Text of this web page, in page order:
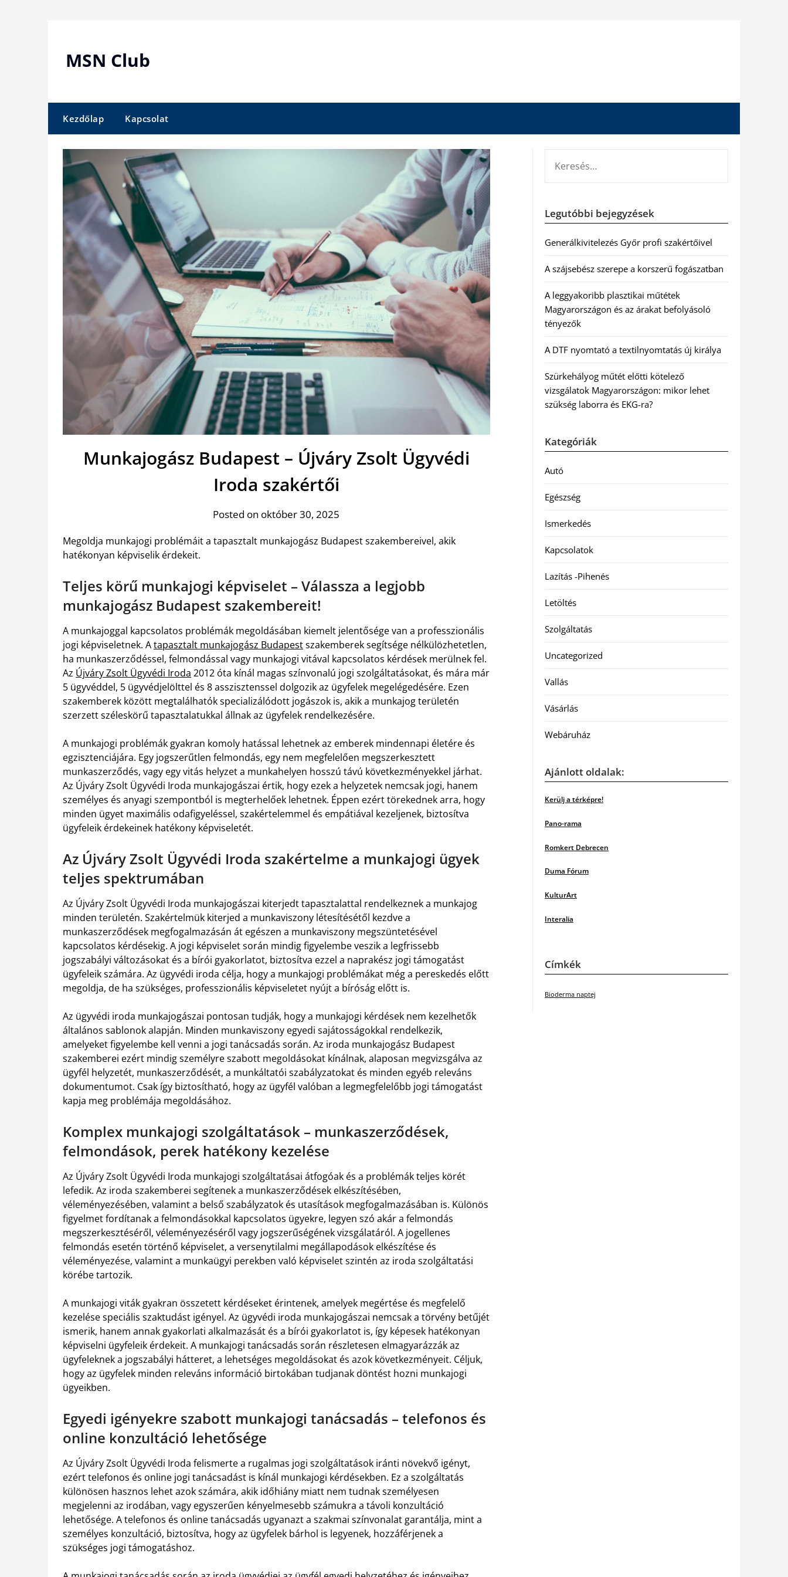
MSN Club
Kezdőlap Kapcsolat
Munkajogász Budapest – Újváry Zsolt Ügyvédi
Iroda szakértői
Posted on október 30, 2025
Megoldja munkajogi problémáit a tapasztalt munkajogász Budapest szakembereivel, akik
hatékonyan képviselik érdekeit.
Teljes körű munkajogi képviselet – Válassza a legjobb
munkajogász Budapest szakembereit!
A munkajoggal kapcsolatos problémák megoldásában kiemelt jelentősége van a professzionális
jogi képviseletnek. Atapasztalt munkajogász Budapestszakemberek segítsége nélkülözhetetlen,
ha munkaszerződéssel, felmondással vagy munkajogi vitával kapcsolatos kérdések merülnek fel.
Az Újváry Zsolt Ügyvédi Iroda 2012 óta kínál magas színvonalú jogi szolgáltatásokat, és mára már
5 ügyvéddel, 5 ügyvédjelölttel és 8 asszisztenssel dolgozik az ügyfelek megelégedésére. Ezen
szakemberek között megtalálhatók specializálódott jogászok is, akik a munkajog területén
szerzett széleskörű tapasztalatukkal állnak az ügyfelek rendelkezésére.
A munkajogi problémák gyakran komoly hatással lehetnek az emberek mindennapi életére és
egzisztenciájára. Egy jogszerűtlen felmondás, egy nem megfelelően megszerkesztett
munkaszerződés, vagy egy vitás helyzet a munkahelyen hosszú távú következményekkel járhat.
Az Újváry Zsolt Ügyvédi Iroda munkajogászai értik, hogy ezek a helyzetek nemcsak jogi, hanem
személyes és anyagi szempontból is megterhelőek lehetnek. Éppen ezért törekednek arra, hogy
minden ügyet maximális odafigyeléssel, szakértelemmel és empátiával kezeljenek, biztosítva
ügyfeleik érdekeinek hatékony képviseletét.
Az Újváry Zsolt Ügyvédi Iroda szakértelme a munkajogi ügyek
teljes spektrumában
Az Újváry Zsolt Ügyvédi Iroda munkajogászai kiterjedt tapasztalattal rendelkeznek a munkajog
minden területén. Szakértelmük kiterjed a munkaviszony létesítésétől kezdve a
munkaszerződések megfogalmazásán át egészen a munkaviszony megszüntetésével
kapcsolatos kérdésekig. A jogi képviselet során mindig figyelembe veszik a legfrissebb
jogszabályi változásokat és a bírói gyakorlatot, biztosítva ezzel a naprakész jogi támogatást
ügyfeleik számára. Az ügyvédi iroda célja, hogy a munkajogi problémákat még a pereskedés előtt
megoldja, de ha szükséges, professzionális képviseletet nyújt a bíróság előtt is.
Az ügyvédi iroda munkajogászai pontosan tudják, hogy a munkajogi kérdések nem kezelhetők
általános sablonok alapján. Minden munkaviszony egyedi sajátosságokkal rendelkezik,
amelyeket figyelembe kell venni a jogi tanácsadás során. Az iroda munkajogász Budapest
szakemberei ezért mindig személyre szabott megoldásokat kínálnak, alaposan megvizsgálva az
ügyfél helyzetét, munkaszerződését, a munkáltatói szabályzatokat és minden egyéb releváns
dokumentumot. Csak így biztosítható, hogy az ügyfél valóban a legmegfelelőbb jogi támogatást
kapja meg problémája megoldásához.
Komplex munkajogi szolgáltatások – munkaszerződések,
felmondások, perek hatékony kezelése
Az Újváry Zsolt Ügyvédi Iroda munkajogi szolgáltatásai átfogóak és a problémák teljes körét
lefedik. Az iroda szakemberei segítenek a munkaszerződések elkészítésében,
véleményezésében, valamint a belső szabályzatok és utasítások megfogalmazásában is. Különös
figyelmet fordítanak a felmondásokkal kapcsolatos ügyekre, legyen szó akár a felmondás
megszerkesztéséről, véleményezéséről vagy jogszerűségének vizsgálatáról. A jogellenes
felmondás esetén történő képviselet, a versenytilalmi megállapodások elkészítése és
véleményezése, valamint a munkaügyi perekben való képviselet szintén az iroda szolgáltatási
körébe tartozik.
A munkajogi viták gyakran összetett kérdéseket érintenek, amelyek megértése és megfelelő
kezelése speciális szaktudást igényel. Az ügyvédi iroda munkajogászai nemcsak a törvény betűjét
ismerik, hanem annak gyakorlati alkalmazását és a bírói gyakorlatot is, így képesek hatékonyan
képviselni ügyfeleik érdekeit. A munkajogi tanácsadás során részletesen elmagyarázzák az
ügyfeleknek a jogszabályi hátteret, a lehetséges megoldásokat és azok következményeit. Céljuk,
hogy az ügyfelek minden releváns információ birtokában tudjanak döntést hozni munkajogi
ügyeikben.
Egyedi igényekre szabott munkajogi tanácsadás – telefonos és
online konzultáció lehetősége
Az Újváry Zsolt Ügyvédi Iroda felismerte a rugalmas jogi szolgáltatások iránti növekvő igényt,
ezért telefonos és online jogi tanácsadást is kínál munkajogi kérdésekben. Ez a szolgáltatás
különösen hasznos lehet azok számára, akik időhiány miatt nem tudnak személyesen
megjelenni az irodában, vagy egyszerűen kényelmesebb számukra a távoli konzultáció
lehetősége. A telefonos és online tanácsadás ugyanazt a szakmai színvonalat garantálja, mint a
személyes konzultáció, biztosítva, hogy az ügyfelek bárhol is legyenek, hozzáférjenek a
szükséges jogi támogatáshoz.
Legutóbbi bejegyzések
Generálkivitelezés Győr profi szakértőivel
A szájsebész szerepe a korszerű fogászatban
A leggyakoribb plasztikai műtétek
Magyarországon és az árakat befolyásoló
tényezők
A DTF nyomtató a textilnyomtatás új királya
Szürkehályog műtét előtti kötelező
vizsgálatok Magyarországon: mikor lehet
szükség laborra és EKG-ra?
Kategóriák
Autó
Egészség
Ismerkedés
Kapcsolatok
Lazítás -Pihenés
Letöltés
Szolgáltatás
Uncategorized
Vallás
Vásárlás
Webáruház
Ajánlott oldalak:
Kerülj a térképre!
Pano-rama
Romkert Debrecen
Duma Fórum
KulturArt
Interalia
Címkék
Bioderma naptej